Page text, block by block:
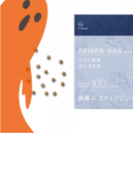
ブランド
新着
ガチ選部